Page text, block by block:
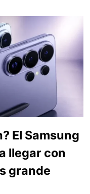
El Samsung
llegar con
grande